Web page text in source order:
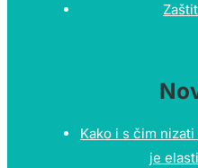
Kako i s čim
je